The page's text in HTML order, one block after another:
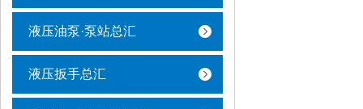
液压油泵·泵站总汇
液压扳手总汇